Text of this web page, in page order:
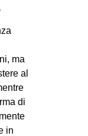
ma
al
di
in